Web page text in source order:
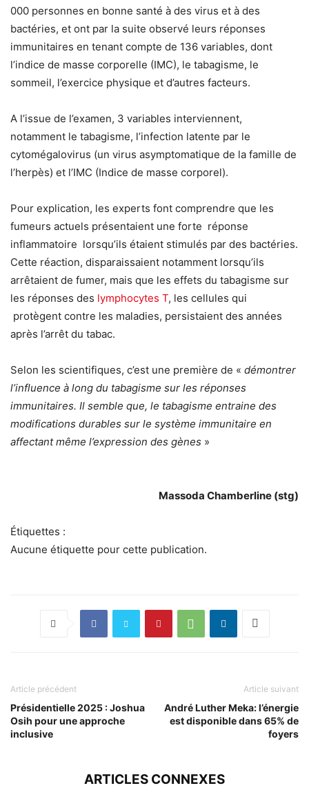
000 personnes en bonne santé à des virus et à des
bactéries, et ont par la suite observé leurs réponses
immunitaires en tenant compte de 136 variables, dont
l’indice de masse corporelle (IMC), le tabagisme, le
sommeil, l’exercice physique et d’autres facteurs.
A l’issue de l’examen, 3 variables interviennent,
notamment le tabagisme, l’infection latente par le
cytomégalovirus (un virus asymptomatique de la famille de
l’herpès) et l’IMC (Indice de masse corporel).
Pour explication, les experts font comprendre que les
fumeurs actuels présentaient une forte réponse
inflammatoire lorsqu’ils étaient stimulés par des bactéries.
Cette réaction, disparaissaient notamment lorsqu’ils
arrêtaient de fumer, mais que les effets du tabagisme sur
les réponses des lymphocytes T, les cellules qui
protègent contre les maladies, persistaient des années
après l’arrêt du tabac.
Selon les scientifiques, c’est une première de « démontrer
l’influence à long du tabagisme sur les réponses
immunitaires. Il semble que, le tabagisme entraine des
modifications durables sur le système immunitaire en
affectant même l’expression des gènes »
Massoda Chamberline (stg)
Étiquettes :
Aucune étiquette pour cette publication.
Article précédent
Présidentielle 2025 : Joshua
Osih pour une approche
inclusive
Article suivant
André Luther Meka: l’énergie
est disponible dans 65% de
foyers
ARTICLES CONNEXES